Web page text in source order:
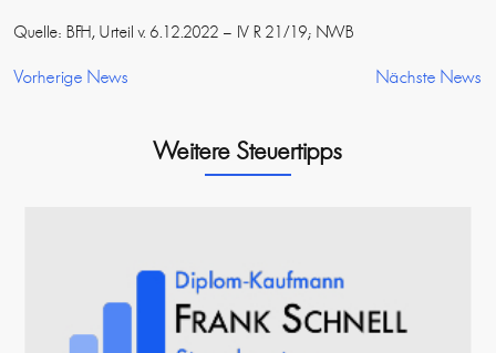
Quelle: BFH, Urteil v. 6.12.2022 – IV R 21/19; NWB
Vorherige News Nächste News
Weitere Steuertipps